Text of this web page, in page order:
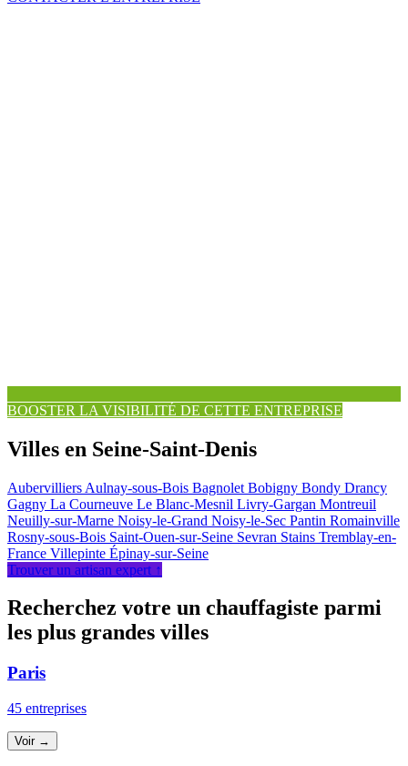
BOOSTER LA VISIBILITÉ DE CETTE ENTREPRISE
Villes en Seine-Saint-Denis
Aubervilliers Aulnay-sous-Bois Bagnolet Bobigny Bondy Drancy
Gagny La Courneuve Le Blanc-Mesnil Livry-Gargan Montreuil
Neuilly-sur-Marne Noisy-le-Grand Noisy-le-Sec Pantin Romainville
Rosny-sous-Bois Saint-Ouen-sur-Seine Sevran Stains Tremblay-en-
France Villepinte Épinay-sur-Seine
Trouver un artisan expert ↑
Recherchez votre un chauffagiste parmi
les plus grandes villes
Paris
45 entreprises
Voir →